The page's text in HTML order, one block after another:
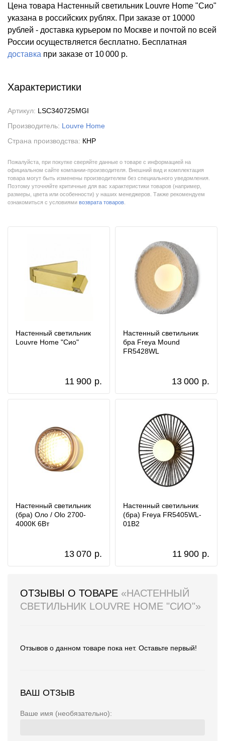
Цена товара Настенный светильник Louvre Home "Сио"
указана в российских рублях. При заказе от 10000
рублей - доставка курьером по Москве и почтой по всей
России осуществляется бесплатно. Бесплатная
доставка при заказе от 10 000 р.
Характеристики
Артикул: LSC340725MGI
Производитель: Louvre Home
Страна производства: КНР
Пожалуйста, при покупке сверяйте данные о товаре с информацией на
официальном сайте компании-производителя. Внешний вид и комплектация
товара могут быть изменены производителем без специального уведомления.
Поэтому уточняйте критичные для вас характеристики товаров (например,
размеры, цвета или особенности) у наших менеджеров. Также рекомендуем
ознакомиться с условиями возврата товаров
Настенный светильник
Louvre Home "Сио"
11 900 р.
Настенный светильник
бра Freya Mound
FR5428WL
13 000 р.
Настенный светильник
(бра) Оло / Olo 2700-
4000К 6Вт
13 070 р.
Настенный светильник
(бра) Freya FR5405WL-
01B2
11 900 р.
ОТЗЫВЫ О ТОВАРЕ «НАСТЕННЫЙ
СВЕТИЛЬНИК LOUVRE HOME "СИО"»
Отзывов о данном товаре пока нет. Оставьте первый!
ВАШ ОТЗЫВ
Ваше имя (необязательно):